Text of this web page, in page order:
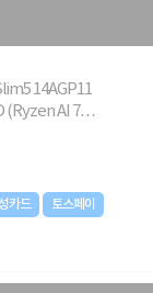
14AGP11
(Ryzen AI 7
[기본제품]
카드
토스페이